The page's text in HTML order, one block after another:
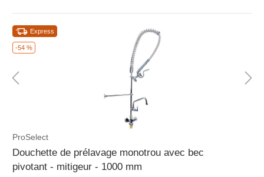
-54 %
Express
ProSelect
Douchette de prélavage monotrou avec bec
pivotant - mitigeur - 1000 mm